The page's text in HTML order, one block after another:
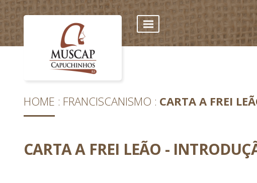
HOME FRANCISCANISMO CARTA A FREI
CARTA A FREI LEÃO -